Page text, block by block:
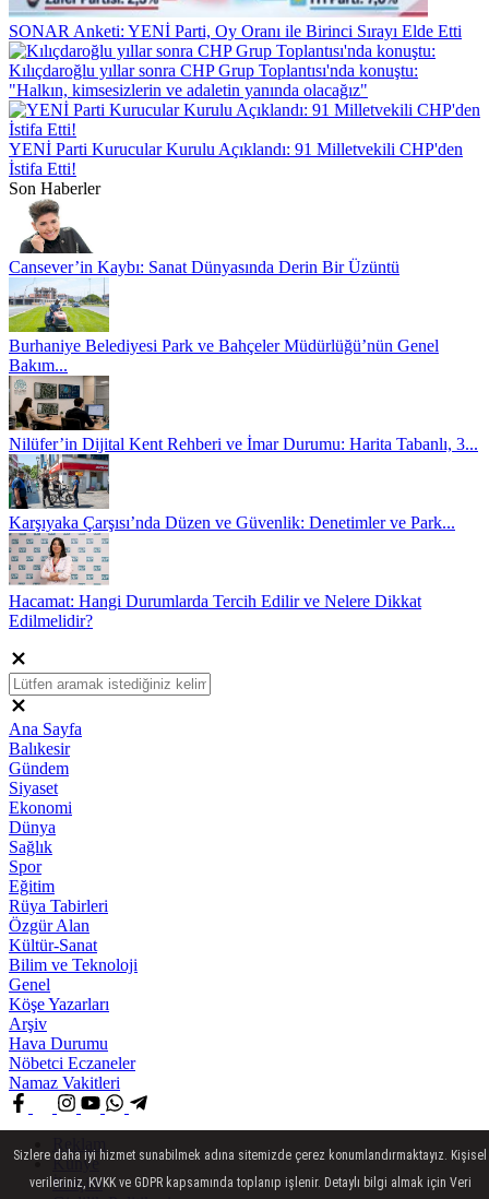
SONAR Anketi: YENİ Parti, Oy Oranı ile Birinci Sırayı Elde Etti
Kılıçdaroğlu yıllar sonra CHP Grup Toplantısı'nda konuştu:
"Halkın, kimsesizlerin ve adaletin yanında olacağız"
YENİ Parti Kurucular Kurulu Açıklandı: 91 Milletvekili CHP'den
İstifa Etti!
Son Haberler
Cansever’in Kaybı: Sanat Dünyasında Derin Bir Üzüntü
Burhaniye Belediyesi Park ve Bahçeler Müdürlüğü’nün Genel
Bakım...
Nilüfer’in Dijital Kent Rehberi ve İmar Durumu: Harita Tabanlı, 3...
Karşıyaka Çarşısı’nda Düzen ve Güvenlik: Denetimler ve Park...
Hacamat: Hangi Durumlarda Tercih Edilir ve Nelere Dikkat
Edilmelidir?
Ana Sayfa
Balıkesir
Gündem
Siyaset
Ekonomi
Dünya
Sağlık
Spor
Eğitim
Rüya Tabirleri
Özgür Alan
Kültür-Sanat
Bilim ve Teknoloji
Genel
Köşe Yazarları
Arşiv
Hava Durumu
Nöbetci Eczaneler
Namaz Vakitleri
Künye
İletişim
Sizlere daha iyi hizmet sunabilmek adına sitemizde çerez konumlandırmaktayız. Kişisel
verileriniz, KVKK ve GDPR kapsamında toplanıp işlenir. Detaylı bilgi almak için Veri